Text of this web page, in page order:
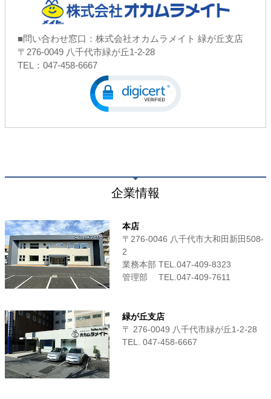
■問い合わせ窓口：株式会社オカムラメイト 緑が丘支店
〒276-0049 八千代市緑が丘1-2-28
TEL：047-458-6667
企業情報
本店
〒276-0046 八千代市大和田新田508-
2
業務本部 TEL.047-409-8323
管理部 TEL.047-409-7611
緑が丘支店
〒 276-0049 八千代市緑が丘1-2-28
TEL. 047-458-6667